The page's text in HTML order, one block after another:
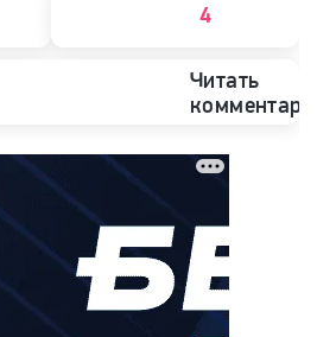
4
Читать